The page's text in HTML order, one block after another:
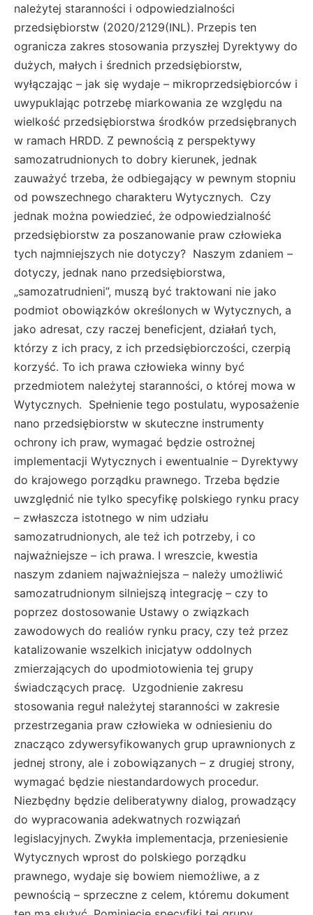
należytej staranności i odpowiedzialności
przedsiębiorstw (2020/2129(INL). Przepis ten
ogranicza zakres stosowania przyszłej Dyrektywy do
dużych, małych i średnich przedsiębiorstw,
wyłączając – jak się wydaje – mikroprzedsiębiorców i
uwypuklając potrzebę miarkowania ze względu na
wielkość przedsiębiorstwa środków przedsiębranych
w ramach HRDD. Z pewnością z perspektywy
samozatrudnionych to dobry kierunek, jednak
zauważyć trzeba, że odbiegający w pewnym stopniu
od powszechnego charakteru Wytycznych. Czy
jednak można powiedzieć, że odpowiedzialność
przedsiębiorstw za poszanowanie praw człowieka
tych najmniejszych nie dotyczy? Naszym zdaniem –
dotyczy, jednak nano przedsiębiorstwa,
„samozatrudnieni”, muszą być traktowani nie jako
podmiot obowiązków określonych w Wytycznych, a
jako adresat, czy raczej beneficjent, działań tych,
którzy z ich pracy, z ich przedsiębiorczości, czerpią
korzyść. To ich prawa człowieka winny być
przedmiotem należytej staranności, o której mowa w
Wytycznych. Spełnienie tego postulatu, wyposażenie
nano przedsiębiorstw w skuteczne instrumenty
ochrony ich praw, wymagać będzie ostrożnej
implementacji Wytycznych i ewentualnie – Dyrektywy
do krajowego porządku prawnego. Trzeba będzie
uwzględnić nie tylko specyfikę polskiego rynku pracy
– zwłaszcza istotnego w nim udziału
samozatrudnionych, ale też ich potrzeby, i co
najważniejsze – ich prawa. I wreszcie, kwestia
naszym zdaniem najważniejsza – należy umożliwić
samozatrudnionym silniejszą integrację – czy to
poprzez dostosowanie Ustawy o związkach
zawodowych do realiów rynku pracy, czy też przez
katalizowanie wszelkich inicjatyw oddolnych
zmierzających do upodmiotowienia tej grupy
świadczących pracę. Uzgodnienie zakresu
stosowania reguł należytej staranności w zakresie
przestrzegania praw człowieka w odniesieniu do
znacząco zdywersyfikowanych grup uprawnionych z
jednej strony, ale i zobowiązanych – z drugiej strony,
wymagać będzie niestandardowych procedur.
Niezbędny będzie deliberatywny dialog, prowadzący
do wypracowania adekwatnych rozwiązań
legislacyjnych. Zwykła implementacja, przeniesienie
Wytycznych wprost do polskiego porządku
prawnego, wydaje się bowiem niemożliwe, a z
pewnością – sprzeczne z celem, któremu dokument